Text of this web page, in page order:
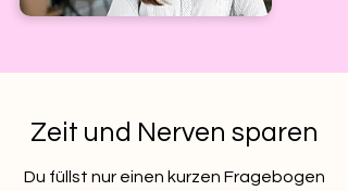
Zeit und Nerven sparen
Du füllst nur einen kurzen Fragebogen